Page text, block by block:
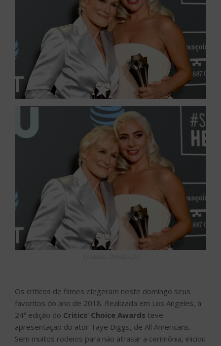
Os críticos de filmes elegeram neste domingo seus
favoritos do ano de 2018. Realizada em Los Angeles, a
24ª edição do Critics’ Choice Awards teve
apresentação do ator Taye Diggs, de All Americans.
Sem muitos rodeios para não atrasar a cerimônia, iniciou